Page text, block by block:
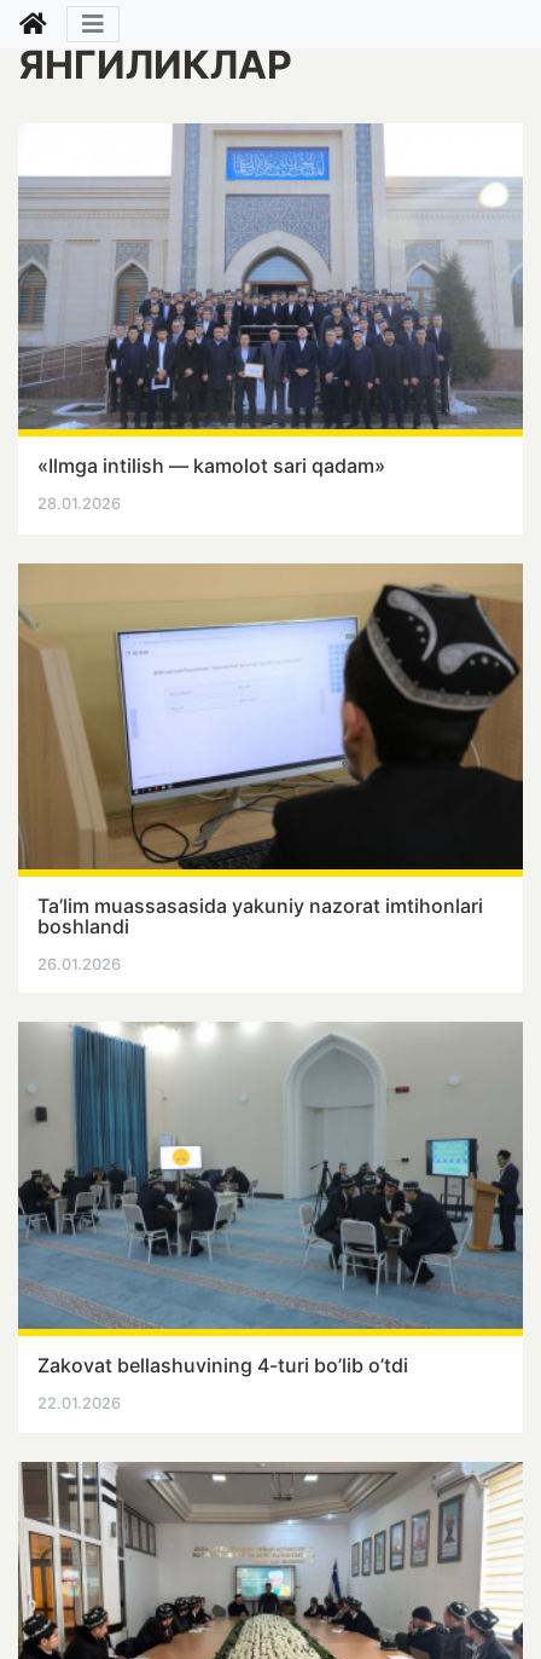
ЯНГИЛИКЛАР
«Ilmga intilish — kamolot sari qadam»
28.01.2026
Ta’lim muassasasida yakuniy nazorat imtihonlari
boshlandi
26.01.2026
Zakovat bellashuvining 4-turi bo’lib o’tdi
22.01.2026